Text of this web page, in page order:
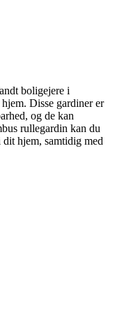
boligejere i
Disse gardiner er
og de kan
rullegardin kan du
hjem, samtidig med